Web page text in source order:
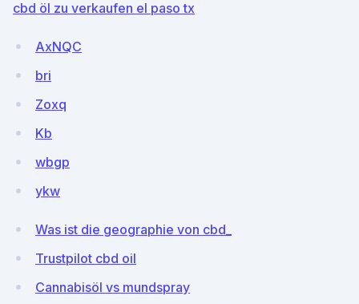
cbd öl zu verkaufen el paso tx
AxNQC
bri
Zoxq
Kb
wbgp
ykw
Was ist die geographie von cbd_
Trustpilot cbd oil
Cannabisöl vs mundspray